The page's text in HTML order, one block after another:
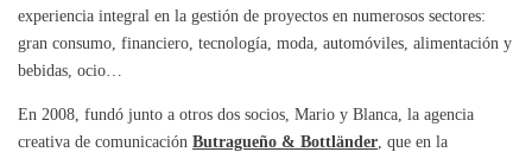
experiencia integral en la gestión de proyectos en numerosos sectores:
gran consumo, financiero, tecnología, moda, automóviles, alimentación y
bebidas, ocio…
En 2008, fundó junto a otros dos socios, Mario y Blanca, la agencia
creativa de comunicación Butragueño & Bottländer , que en la